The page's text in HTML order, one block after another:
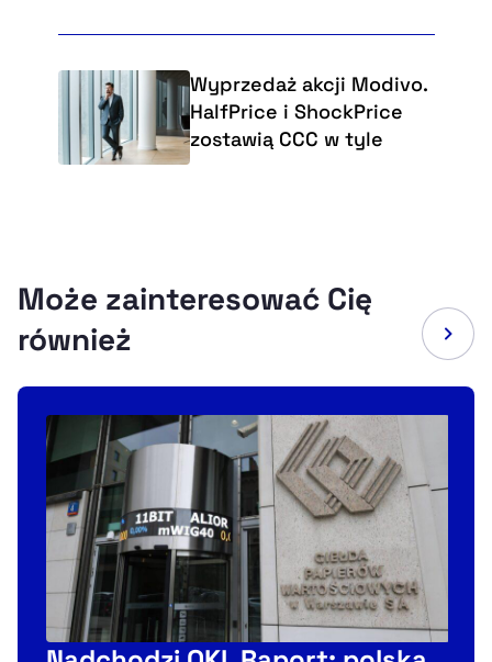
Wyprzedaż akcji Modivo.
HalfPrice i ShockPrice
zostawią CCC w tyle
Może zainteresować Cię
również